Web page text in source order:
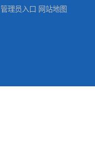
管理员入口 网站地图